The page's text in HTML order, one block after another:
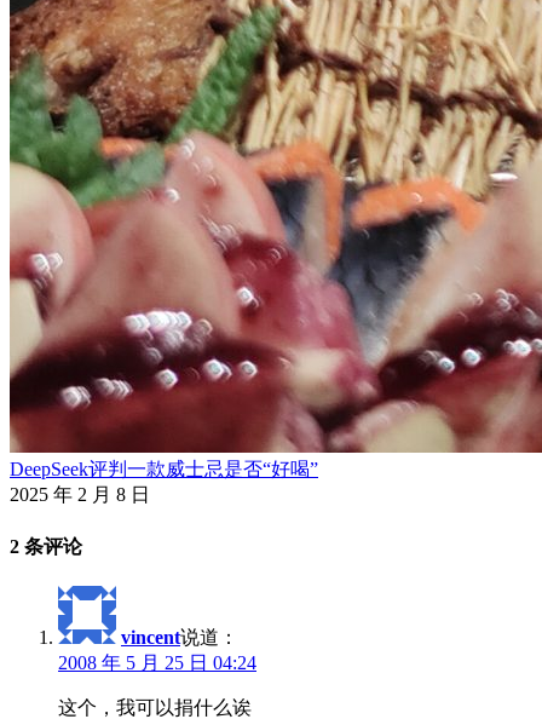
DeepSeek评判一款威士忌是否“好喝”
2025 年 2 月 8 日
2 条评论
vincent说道：
2008 年 5 月 25 日 04:24
这个，我可以捐什么诶